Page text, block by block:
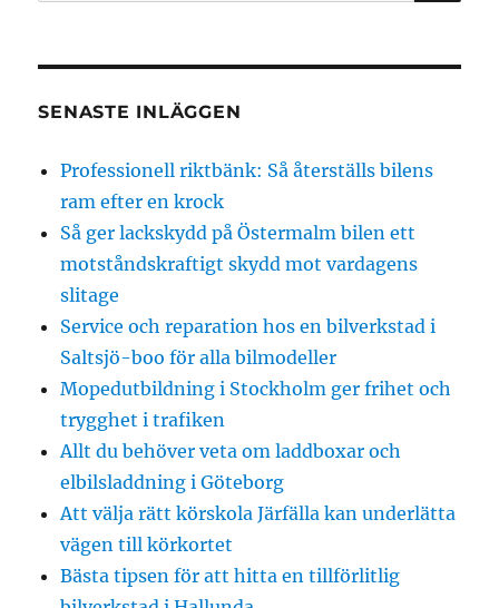
SENASTE INLÄGGEN
Professionell riktbänk: Så återställs bilens
ram efter en krock
Så ger lackskydd på Östermalm bilen ett
motståndskraftigt skydd mot vardagens
slitage
Service och reparation hos en bilverkstad i
Saltsjö-boo för alla bilmodeller
Mopedutbildning i Stockholm ger frihet och
trygghet i trafiken
Allt du behöver veta om laddboxar och
elbilsladdning i Göteborg
Att välja rätt körskola Järfälla kan underlätta
vägen till körkortet
Bästa tipsen för att hitta en tillförlitlig